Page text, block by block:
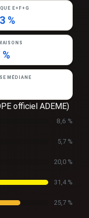
E+F+G
%
MÉDIANE
officiel ADEME)
8,6 %
5,7 %
20,0 %
31,4 %
25,7 %